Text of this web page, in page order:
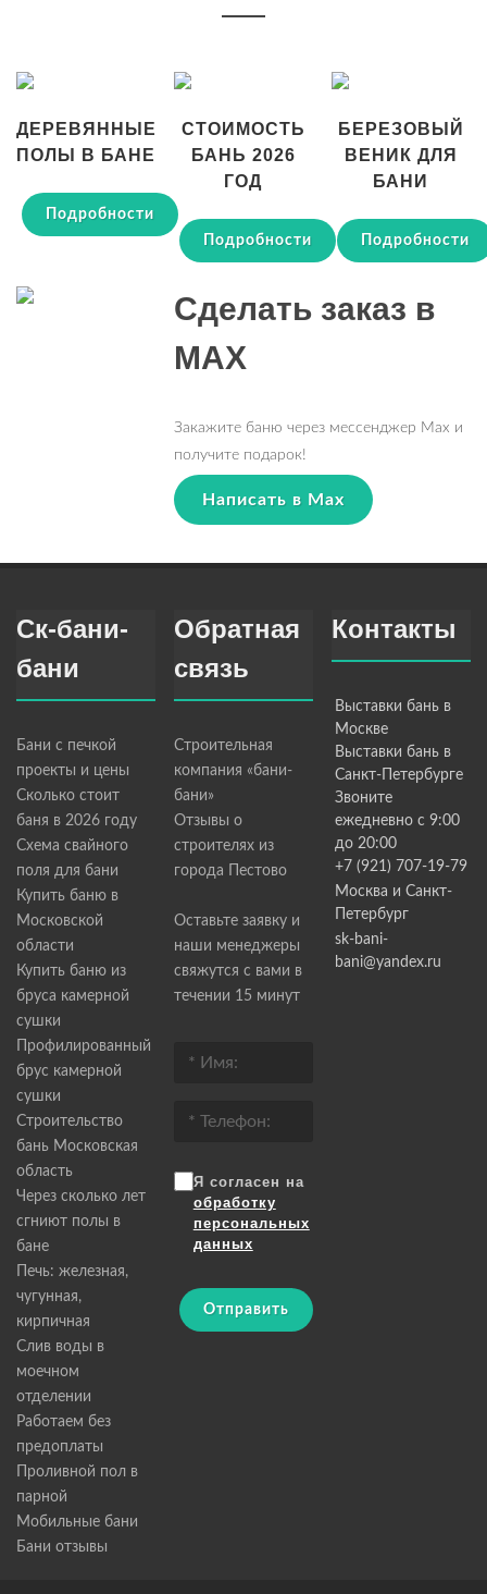
ДЕРЕВЯННЫЕ
ПОЛЫ В БАНЕ
Подробности
СТОИМОСТЬ
БАНЬ 2026
ГОД
Подробности
БЕРЕЗОВЫЙ
ВЕНИК ДЛЯ
БАНИ
Подробности
Сделать заказ в
MAX
Закажите баню через мессенджер Max и
получите подарок!
Написать в Max
Ск-бани-
бани
Бани с печкой
проекты и цены
Сколько стоит
баня в 2026 году
Схема свайного
поля для бани
Купить баню в
Московской
области
Купить баню из
бруса камерной
сушки
Профилированный
брус камерной
сушки
Строительство
бань Московская
область
Через сколько лет
сгниют полы в
бане
Печь: железная,
чугунная,
кирпичная
Слив воды в
моечном
отделении
Работаем без
предоплаты
Проливной пол в
парной
Мобильные бани
Бани отзывы
Обратная
связь
Строительная
компания «бани-
бани»
Отзывы о
строителях из
города Пестово
Оставьте заявку и
наши менеджеры
свяжутся с вами в
течении 15 минут
Я согласен на
обработку
персональных
данных
Отправить
Контакты
Выставки бань в
Москве
Выставки бань в
Санкт-Петербурге
Звоните
ежедневно с 9:00
до 20:00
+7 (921) 707-19-79
Москва и Санкт-
Петербург
sk-bani-
bani@yandex.ru